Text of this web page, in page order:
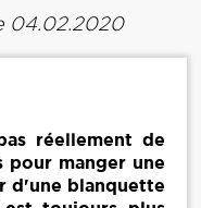
04.02.2020
réellement de
pour manger une
d'une blanquette